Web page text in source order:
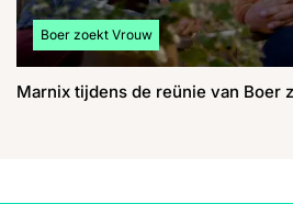
Bekijk meer artikelen over:
Boer zoekt Vrouw
Marnix tijdens de reünie van Boer